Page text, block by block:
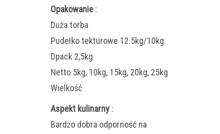
Opakowanie :
Duża torba
Pudełko tekturowe 12.5kg/10kg
Dpack 2,5kg
Netto 5kg, 10kg, 15kg, 20kg, 25kg
Wielkość
Aspekt kulinarny :
Bardzo dobra odporność na